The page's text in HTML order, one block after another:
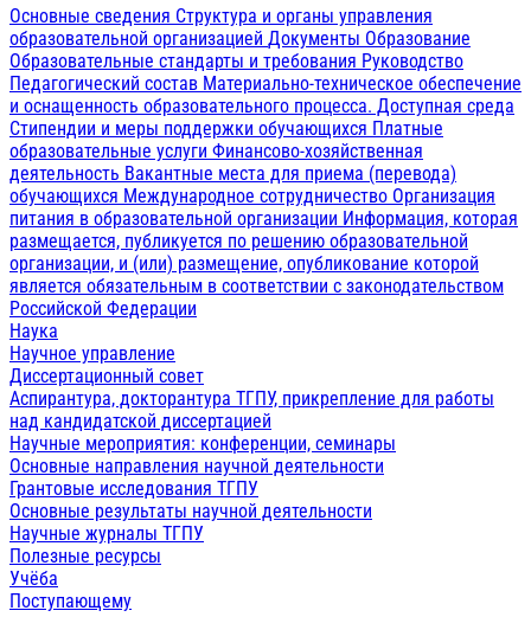
Основные сведения Структура и органы управления
образовательной организацией Документы Образование
Образовательные стандарты и требования Руководство
Педагогический состав Материально-техническое обеспечение
и оснащенность образовательного процесса. Доступная среда
Стипендии и меры поддержки обучающихся Платные
образовательные услуги Финансово-хозяйственная
деятельность Вакантные места для приема (перевода)
обучающихся Международное сотрудничество Организация
питания в образовательной организации Информация, которая
размещается, публикуется по решению образовательной
организации, и (или) размещение, опубликование которой
является обязательным в соответствии с законодательством
Российской Федерации
Наука
Научное управление
Диссертационный совет
Аспирантура, докторантура ТГПУ, прикрепление для работы
над кандидатской диссертацией
Научные мероприятия: конференции, семинары
Основные направления научной деятельности
Грантовые исследования ТГПУ
Основные результаты научной деятельности
Научные журналы ТГПУ
Полезные ресурсы
Учёба
Поступающему